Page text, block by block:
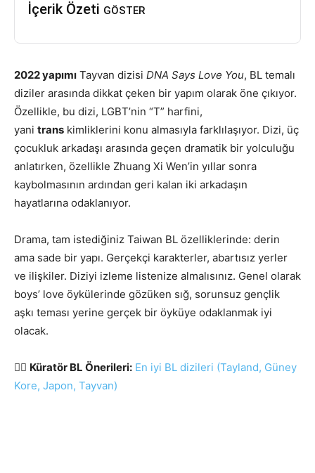
İçerik Özeti GÖSTER
2022 yapımı Tayvan dizisi DNA Says Love You, BL temalı
diziler arasında dikkat çeken bir yapım olarak öne çıkıyor.
Özellikle, bu dizi, LGBT’nin “T” harfini,
yani trans kimliklerini konu almasıyla farklılaşıyor. Dizi, üç
çocukluk arkadaşı arasında geçen dramatik bir yolculuğu
anlatırken, özellikle Zhuang Xi Wen’in yıllar sonra
kaybolmasının ardından geri kalan iki arkadaşın
hayatlarına odaklanıyor.
Drama, tam istediğiniz Taiwan BL özelliklerinde: derin
ama sade bir yapı. Gerçekçi karakterler, abartısız yerler
ve ilişkiler. Diziyi izleme listenize almalısınız. Genel olarak
boys’ love öykülerinde gözüken sığ, sorunsuz gençlik
aşkı teması yerine gerçek bir öyküye odaklanmak iyi
olacak.
🏳️‍🌈 Küratör BL Önerileri: En iyi BL dizileri (Tayland, Güney
Kore, Japon, Tayvan)